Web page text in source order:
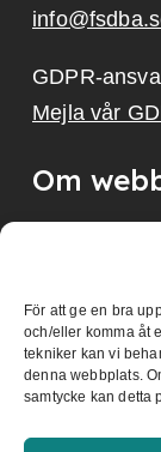
För att ge en bra
och/eller komma åt
tekniker kan vi
denna webbplats.
samtycke kan detta
GDPR-
Mejla vår
Om